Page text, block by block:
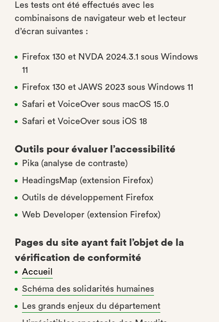
Les tests ont été effectués avec les
combinaisons de navigateur web et lecteur
d’écran suivantes :
Firefox 130 et NVDA 2024.3.1 sous Windows
11
Firefox 130 et JAWS 2023 sous Windows 11
Safari et VoiceOver sous macOS 15.0
Safari et VoiceOver sous iOS 18
Outils pour évaluer l’accessibilité
Pika (analyse de contraste)
HeadingsMap (extension Firefox)
Outils de développement Firefox
Web Developer (extension Firefox)
Pages du site ayant fait l’objet de la
vérification de conformité
Accueil
Schéma des solidarités humaines
Les grands enjeux du département